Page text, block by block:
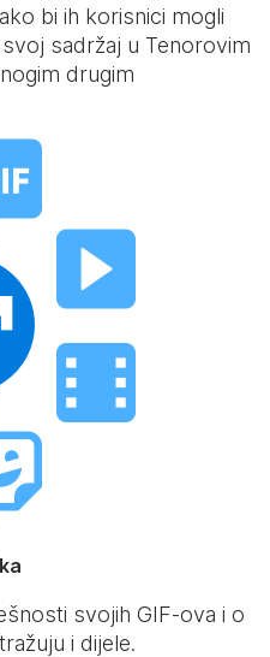
bi ih korisnici mogli
sadržaj u Tenorovim
drugim
svojih GIF-ova i o
i dijele.